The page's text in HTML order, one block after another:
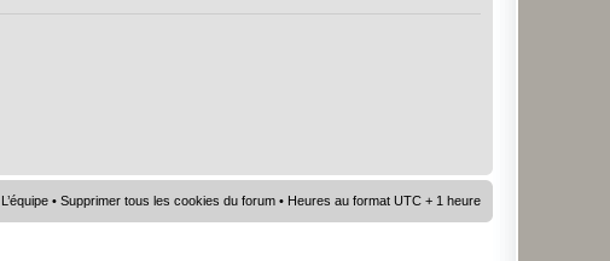
L’équipe • Supprimer tous les cookies du forum • Heures au format UTC + 1 heure